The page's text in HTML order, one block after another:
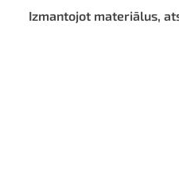
Izmantojot materiālus,